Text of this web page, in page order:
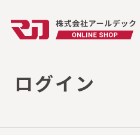
ログイン